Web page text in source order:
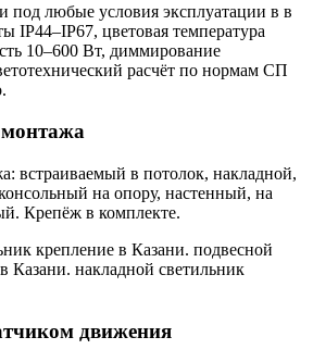
под любые условия эксплуатации в в
IP44–IP67, цветовая температура
10–600 Вт, диммирование
расчёт по нормам СП
встраиваемый в потолок, накладной,
на опору, настенный, на
Крепёж в комплекте.
крепление в Казани. подвесной
Казани. накладной светильник
движения